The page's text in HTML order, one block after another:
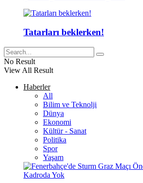
Tatarları beklerken!
No Result
View All Result
Haberler
All
Bilim ve Teknolji
Dünya
Ekonomi
Kültür - Sanat
Politika
Spor
Yaşam